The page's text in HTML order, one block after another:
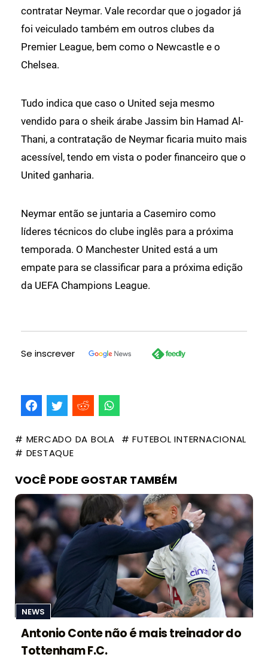
contratar Neymar. Vale recordar que o jogador já
foi veiculado também em outros clubes da
Premier League, bem como o Newcastle e o
Chelsea.
Tudo indica que caso o United seja mesmo
vendido para o sheik árabe Jassim bin Hamad Al-
Thani, a contratação de Neymar ficaria muito mais
acessível, tendo em vista o poder financeiro que o
United ganharia.
Neymar então se juntaria a Casemiro como
líderes técnicos do clube inglês para a próxima
temporada. O Manchester United está a um
empate para se classificar para a próxima edição
da UEFA Champions League.
Se inscrever
# MERCADO DA BOLA
# FUTEBOL INTERNACIONAL
# DESTAQUE
VOCÊ PODE GOSTAR TAMBÉM
NEWS
Antonio Conte não é mais treinador do
Tottenham F.C.